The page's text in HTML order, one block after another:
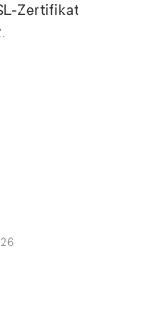
Zertifikat